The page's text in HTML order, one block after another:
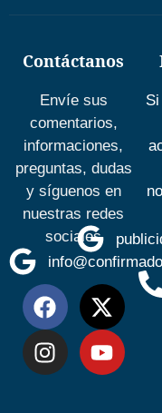
Contáctanos
Envíe sus
comentarios,
informaciones,
preguntas, dudas
y síguenos en
nuestras redes
sociales